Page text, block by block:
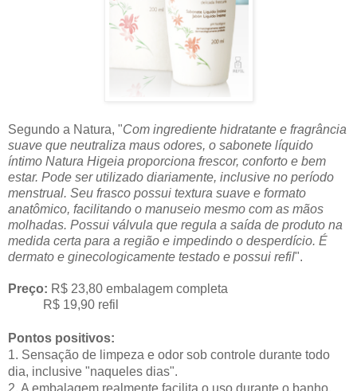
Segundo a Natura, "Com ingrediente hidratante e fragrância
suave que neutraliza maus odores, o sabonete líquido
íntimo Natura Higeia proporciona frescor, conforto e bem
estar. Pode ser utilizado diariamente, inclusive no período
menstrual. Seu frasco possui textura suave e formato
anatômico, facilitando o manuseio mesmo com as mãos
molhadas. Possui válvula que regula a saída de produto na
medida certa para a região e impedindo o desperdício. É
dermato e ginecologicamente testado e possui refil".
Preço: R$ 23,80 embalagem completa
R$ 19,90 refil
Pontos positivos:
1. Sensação de limpeza e odor sob controle durante todo
dia, inclusive "naqueles dias".